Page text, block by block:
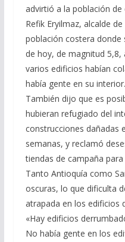
advirtió a la población
Refik Eryilmaz, alcalde
población costera
de hoy, de magnitud
varios edificios habían
había gente en su interior.
También dijo que es
hubieran refugiado del
construcciones dañadas
semanas, y reclamó
tiendas de campaña
Tanto Antioquía como
oscuras, lo que dificulta
atrapada en los edificios
«Hay edificios
No había gente en los